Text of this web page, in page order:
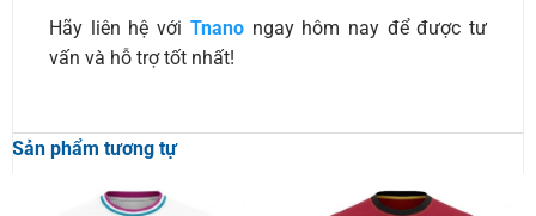
Hãy liên hệ với Tnanongay hôm nay để được tư
vấn và hỗ trợ tốt nhất!
Sản phẩm tương tự